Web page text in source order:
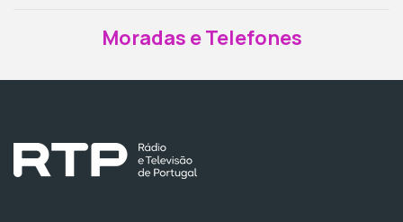
Moradas e Telefones